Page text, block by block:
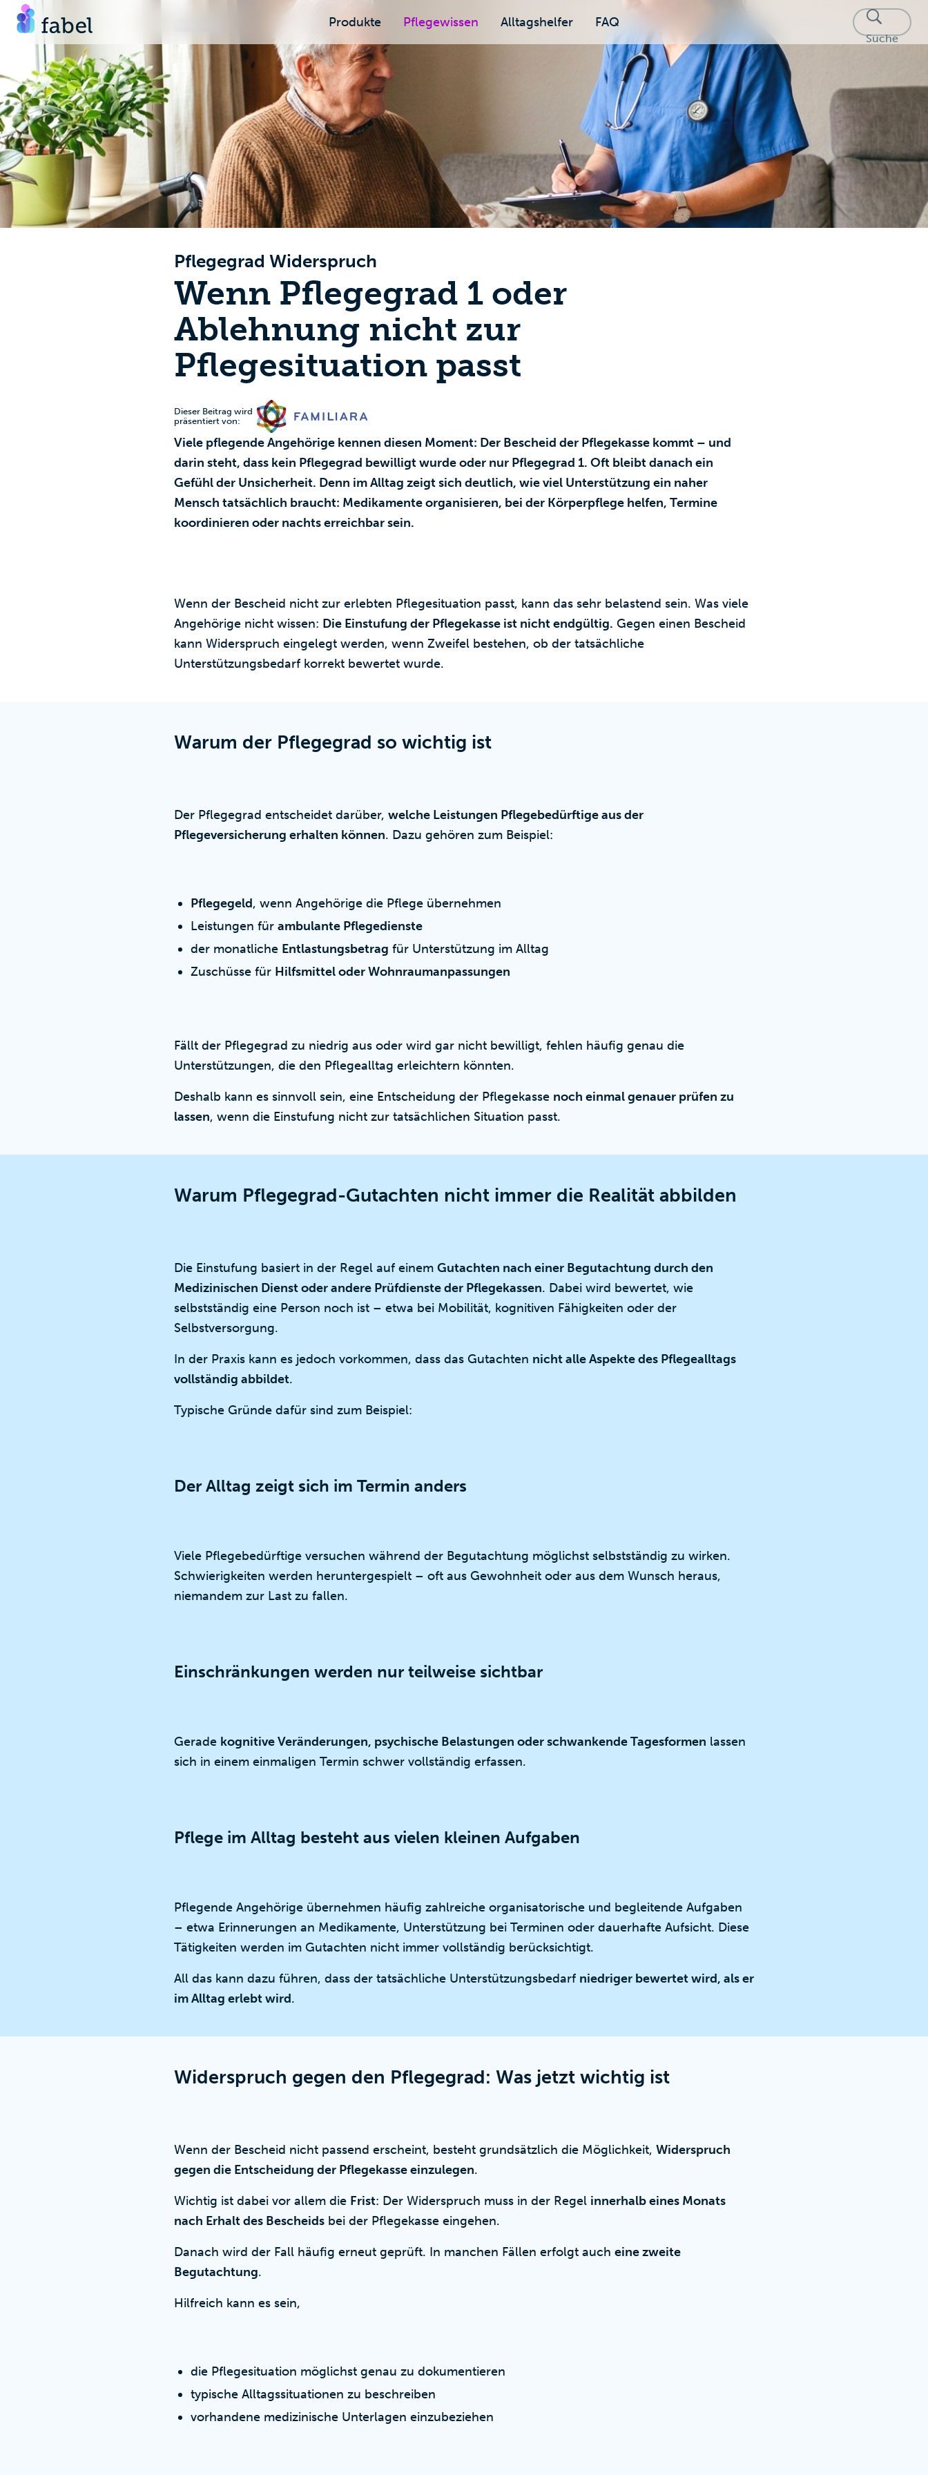
Produkte Pflegewissen Alltagshelfer FAQ
Suche
Pflegegrad Widerspruch
Wenn Pflegegrad 1 oder
Ablehnung nicht zur
Pflegesituation passt
Dieser Beitrag wird
präsentiert von:
Viele pflegende Angehörige kennen diesen Moment: Der Bescheid der Pflegekasse kommt – und
darin steht, dass kein Pflegegrad bewilligt wurde oder nur Pflegegrad 1. Oft bleibt danach ein
Gefühl der Unsicherheit. Denn im Alltag zeigt sich deutlich, wie viel Unterstützung ein naher
Mensch tatsächlich braucht: Medikamente organisieren, bei der Körperpflege helfen, Termine
koordinieren oder nachts erreichbar sein.
Wenn der Bescheid nicht zur erlebten Pflegesituation passt, kann das sehr belastend sein. Was viele
Angehörige nicht wissen: Die Einstufung der Pflegekasse ist nicht endgültig. Gegen einen Bescheid
kann Widerspruch eingelegt werden, wenn Zweifel bestehen, ob der tatsächliche
Unterstützungsbedarf korrekt bewertet wurde.
Warum der Pflegegrad so wichtig ist
Der Pflegegrad entscheidet darüber, welche Leistungen Pflegebedürftige aus der
Pflegeversicherung erhalten können. Dazu gehören zum Beispiel:
Pflegegeld, wenn Angehörige die Pflege übernehmen
Leistungen für ambulante Pflegedienste
der monatliche Entlastungsbetrag für Unterstützung im Alltag
Zuschüsse für Hilfsmittel oder Wohnraumanpassungen
Fällt der Pflegegrad zu niedrig aus oder wird gar nicht bewilligt, fehlen häufig genau die
Unterstützungen, die den Pflegealltag erleichtern könnten.
Deshalb kann es sinnvoll sein, eine Entscheidung der Pflegekasse noch einmal genauer prüfen zu
lassen, wenn die Einstufung nicht zur tatsächlichen Situation passt.
Warum Pflegegrad-Gutachten nicht immer die Realität abbilden
Die Einstufung basiert in der Regel auf einem Gutachten nach einer Begutachtung durch den
Medizinischen Dienst oder andere Prüfdienste der Pflegekassen. Dabei wird bewertet, wie
selbstständig eine Person noch ist – etwa bei Mobilität, kognitiven Fähigkeiten oder der
Selbstversorgung.
In der Praxis kann es jedoch vorkommen, dass das Gutachten nicht alle Aspekte des Pflegealltags
vollständig abbildet.
Typische Gründe dafür sind zum Beispiel:
Der Alltag zeigt sich im Termin anders
Viele Pflegebedürftige versuchen während der Begutachtung möglichst selbstständig zu wirken.
Schwierigkeiten werden heruntergespielt – oft aus Gewohnheit oder aus dem Wunsch heraus,
niemandem zur Last zu fallen.
Einschränkungen werden nur teilweise sichtbar
Gerade kognitive Veränderungen, psychische Belastungen oder schwankende Tagesformen lassen
sich in einem einmaligen Termin schwer vollständig erfassen.
Pflege im Alltag besteht aus vielen kleinen Aufgaben
Pflegende Angehörige übernehmen häufig zahlreiche organisatorische und begleitende Aufgaben
– etwa Erinnerungen an Medikamente, Unterstützung bei Terminen oder dauerhafte Aufsicht. Diese
Tätigkeiten werden im Gutachten nicht immer vollständig berücksichtigt.
All das kann dazu führen, dass der tatsächliche Unterstützungsbedarf niedriger bewertet wird, als er
im Alltag erlebt wird.
Widerspruch gegen den Pflegegrad: Was jetzt wichtig ist
Wenn der Bescheid nicht passend erscheint, besteht grundsätzlich die Möglichkeit, Widerspruch
gegen die Entscheidung der Pflegekasse einzulegen.
Wichtig ist dabei vor allem die Frist: Der Widerspruch muss in der Regel innerhalb eines Monats
nach Erhalt des Bescheids bei der Pflegekasse eingehen.
Danach wird der Fall häufig erneut geprüft. In manchen Fällen erfolgt auch eine zweite
Begutachtung.
Hilfreich kann es sein,
die Pflegesituation möglichst genau zu dokumentieren
typische Alltagssituationen zu beschreiben
vorhandene medizinische Unterlagen einzubeziehen